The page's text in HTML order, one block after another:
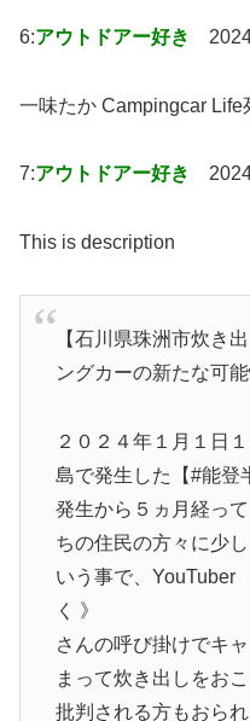
6:アウトドアー好き
一味たか Campingcar Life
7:アウトドアー好き
This is description
【石川県珠洲市炊き
ングカーの新たな可
２０２４年１月１日
島で発生した【#能登
発生から５ヵ月経っ
ちの住民の方々に少
いう事で、YouTuber
く 》
さんの呼び掛けでキ
まって炊き出しをおこ
批判される方もおら